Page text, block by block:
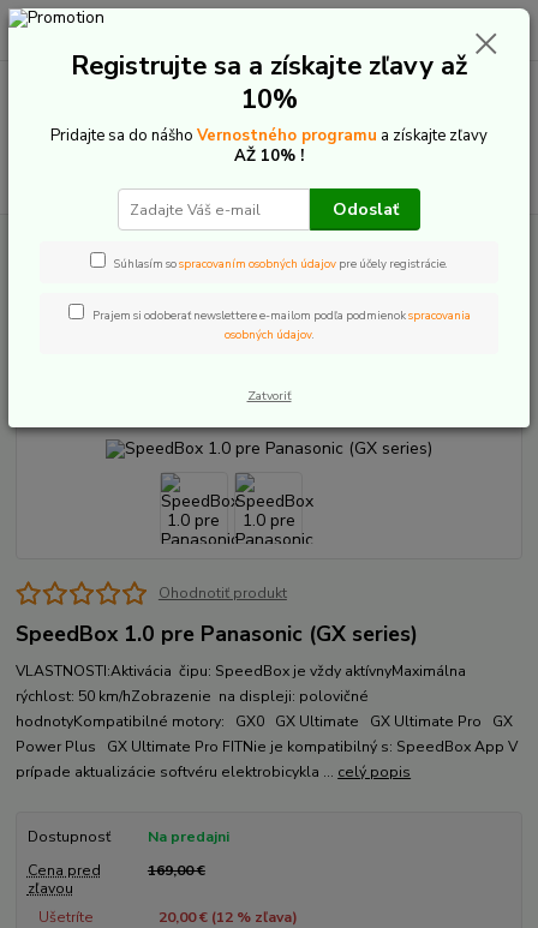
+421 907 20 22 33
0,00 €
SpeedBox 1.0 pre Panasonic (GX
Ohodnotiť produkt
SpeedBox 1.0 pre Panasonic (GX series)
VLASTNOSTI:Aktivácia čipu: SpeedBox je vždy aktívnyMaximálna
rýchlost: 50 km/hZobrazenie na displeji: polovičné
hodnotyKompatibilné motory: GX0 GX Ultimate GX Ultimate Pro GX
Power Plus GX Ultimate Pro FITNie je kompatibilný s: SpeedBox App V
prípade aktualizácie softvéru elektrobicykla ... celý popis
Dostupnosť
Na predajni
Cena pred
zľavou
169,00 €
Ušetríte 20,00 € (12% zľava)
Registrujte sa a získajte zľavy až
10%
Pridajte sa do nášho Vernostného programu a získajte zľavy
AŽ 10% !
Odoslať
Súhlasím sospracovaním osobných údajov pre účely registrácie.
Prajem si odoberať newslettere e-mailom podľa podmienokspracovania
osobných údajov.
Zatvoriť